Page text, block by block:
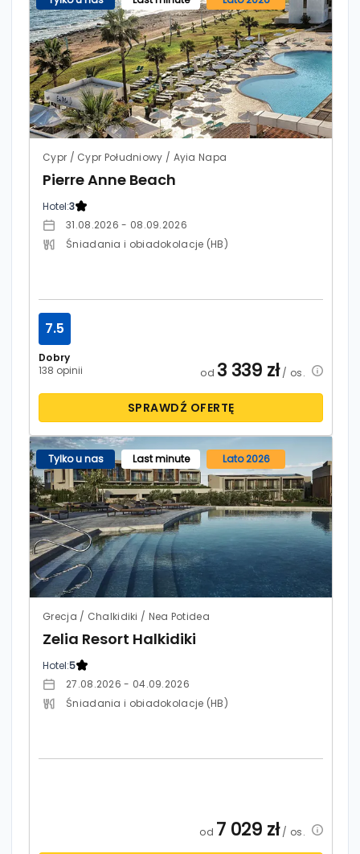
Cypr / Cypr Południowy / Ayia Napa
Pierre Anne Beach
Hotel:3
31.08.2026 - 08.09.2026
Śniadania i obiadokolacje (HB)
Dobry
138 opinii
7.5
od 3 339 zł/ os.
SPRAWDŹ OFERTĘ
Tylko u nas Last minute Lato 2026
Grecja / Chalkidiki / Nea Potidea
Zelia Resort Halkidiki
Hotel:5
27.08.2026 - 04.09.2026
Śniadania i obiadokolacje (HB)
od 7 029 zł/ os.